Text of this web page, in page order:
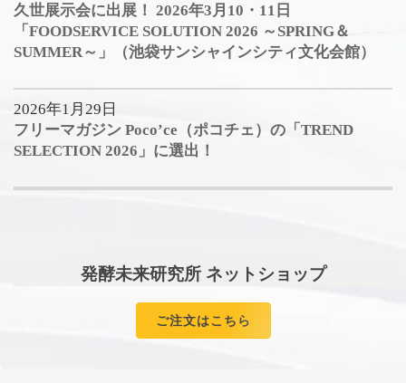
久世展示会に出展！ 2026年3月10・11日
「FOODSERVICE SOLUTION 2026 ～SPRING＆
SUMMER～」（池袋サンシャインシティ文化会館）
2026年1月29日
フリーマガジン Poco’ce（ポコチェ）の「TREND
SELECTION 2026」に選出！
発酵未来研究所 ネットショップ
ご注文はこちら